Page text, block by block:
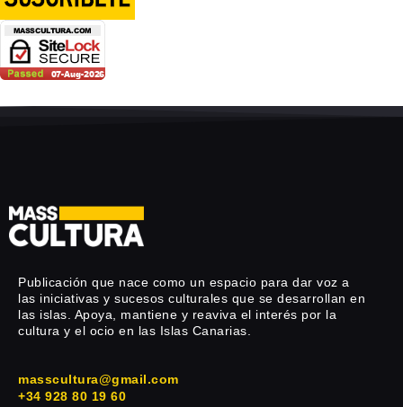
Publicación que nace como un espacio para dar voz a
las iniciativas y sucesos culturales que se desarrollan en
las islas. Apoya, mantiene y reaviva el interés por la
cultura y el ocio en las Islas Canarias.
masscultura@gmail.com
+34 928 80 19 60